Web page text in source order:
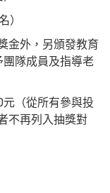
）
金外，另頒發教育
隊成員及指導老
（從所有參與投
不再列入抽獎對